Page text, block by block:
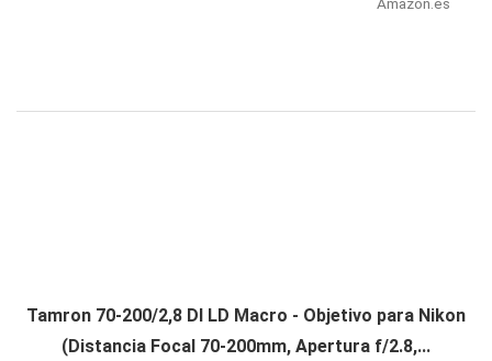
Tamron 70-200/2,8 DI LD Macro - Objetivo para Nikon
(Distancia Focal 70-200mm, Apertura f/2.8,...